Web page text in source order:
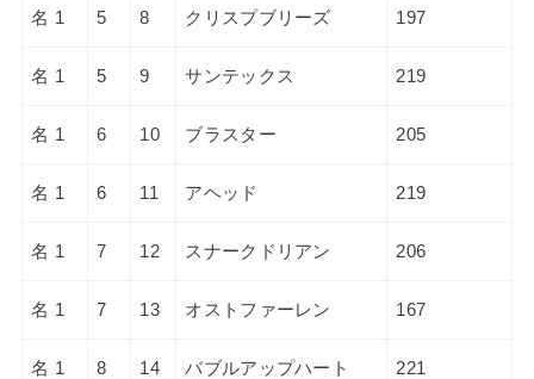
名 1 5 8 クリスプブリーズ 197
名 1 5 9 サンテックス 219
名 1 6 10 ブラスター 205
名 1 6 11 アヘッド 219
名 1 7 12 スナークドリアン 206
名 1 7 13 オストファーレン 167
名 1 8 14 バブルアップハート 221